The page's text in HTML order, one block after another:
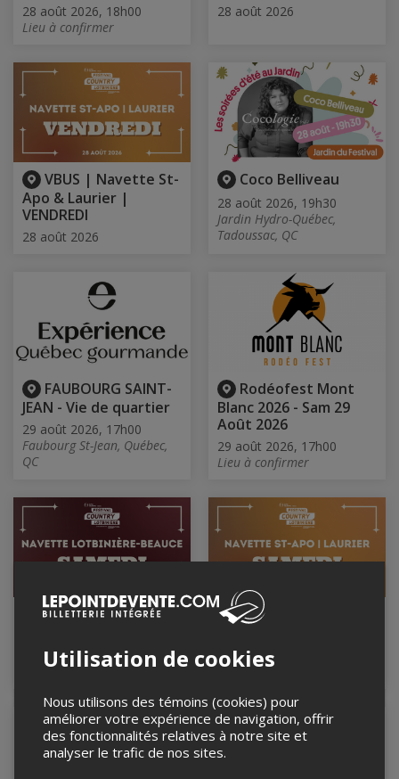
28 août 2026, 18h00
Lieu à confirmer
28 août 2026
VBUS | Navette St-
Apo & Laurier |
VENDREDI
28 août 2026
Coco Belliveau
28 août 2026, 19h30
Jardin Hydro-Québec,
Tadoussac, QC
FAUBOURG SAINT-
JEAN - Vie de quartier
29 août 2026, 17h00
Faubourg St-Jean, Québec,
QC
Rodéofest Mont
Blanc 2026 - Sam 29
Août 2026
29 août 2026, 17h00
Lieu à confirmer
VBUS | Navette
SAMEDI
29 août 2026
VBUS | Navette St-
SAMEDI
29 août 2026
Utilisation de cookies
Nous utilisons des témoins (cookies) pour
améliorer votre expérience de navigation, offrir
des fonctionnalités relatives à notre site et
analyser le trafic de nos sites.